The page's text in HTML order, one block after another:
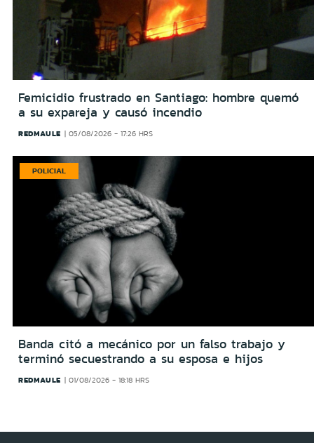
Femicidio frustrado en Santiago: hombre quemó
a su expareja y causó incendio
REDMAULE 05/08/2026 - 17:26 HRS
POLICIAL
Banda citó a mecánico por un falso trabajo y
terminó secuestrando a su esposa e hijos
REDMAULE 01/08/2026 - 18:18 HRS